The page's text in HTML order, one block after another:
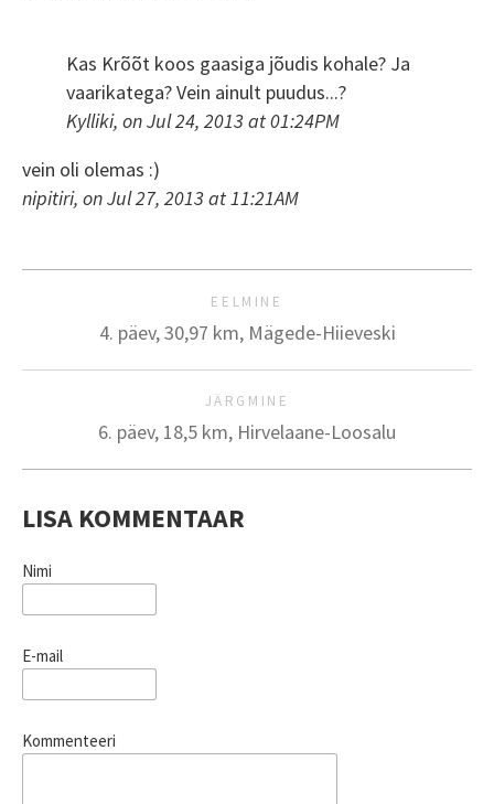
Kas Krõõt koos gaasiga jõudis kohale? Ja
vaarikatega? Vein ainult puudus...?
Kylliki, on Jul 24, 2013 at 01:24PM
vein oli olemas :)
nipitiri, on Jul 27, 2013 at 11:21AM
EELMINE
4. päev, 30,97 km, Mägede-Hiieveski
JÄRGMINE
6. päev, 18,5 km, Hirvelaane-Loosalu
LISA KOMMENTAAR
Nimi
E-mail
Kommenteeri